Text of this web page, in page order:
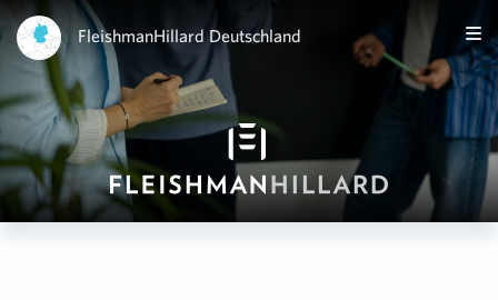
FleishmanHillard Deutschland